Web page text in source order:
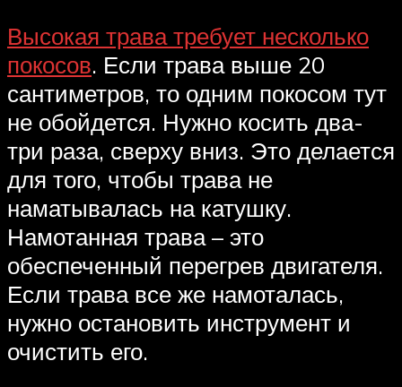
Высокая трава требует несколько
покосов. Если трава выше 20
сантиметров, то одним покосом тут
не обойдется. Нужно косить два-
три раза, сверху вниз. Это делается
для того, чтобы трава не
наматывалась на катушку.
Намотанная трава – это
обеспеченный перегрев двигателя.
Если трава все же намоталась,
нужно остановить инструмент и
очистить его.